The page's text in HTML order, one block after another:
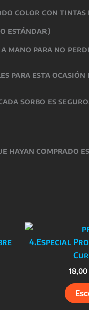
color con tintas
estándar)
mano para no
para esta ocasión
sorbo es
hayan comprado
4.Especial
18,00